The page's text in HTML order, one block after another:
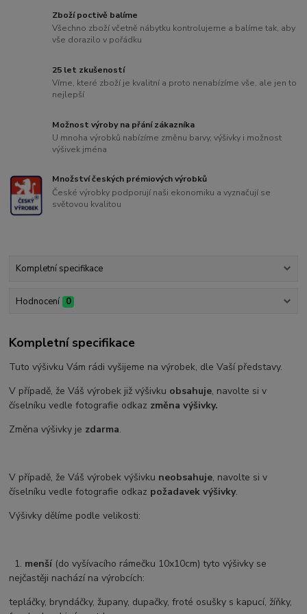
Zboží poctivě balíme
Všechno zboží včetně nábytku kontrolujeme a balíme tak, aby
vše dorazilo v pořádku
25 let zkušeností
Víme, které zboží je kvalitní a proto nenabízíme vše, ale jen to
nejlepší
Možnost výroby na přání zákazníka
U mnoha výrobků nabízíme změnu barvy, výšivky i možnost
výšivek jména
Množství českých prémiových výrobků
České výrobky podporují naši ekonomiku a vyznačují se
světovou kvalitou
Kompletní specifikace
Hodnocení 0
Kompletní specifikace
Tuto výšivku Vám rádi vyšijeme na výrobek, dle Vaší představy.
V případě, že Váš výrobek již výšivku obsahuje, navolte si v
číselníku vedle fotografie odkaz změna výšivky.
Změna výšivky je zdarma.
V případě, že Váš výrobek výšivku neobsahuje, navolte si v
číselníku vedle fotografie odkaz požadavek výšivky.
Výšivky dělíme podle velikosti:
1. menší (do vyšívacího rámečku 10x10cm) tyto výšivky se
nejčastěji nachází na výrobcích:
tepláčky, bryndáčky, župany, dupačky, froté osušky s kapucí, žíňky,